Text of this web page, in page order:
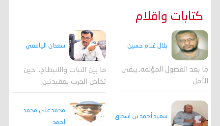
كتابات واقلام
بلال غلام حسين
ما بعد الفصول المؤلمة..يبقى
الأمل
سعدان اليافعي
ما بين الثبات والانبطاح.. حين
تخاض الحرب بعقيدتين
سعيد أحمد بن اسحاق
محمد علي محمد
احمد